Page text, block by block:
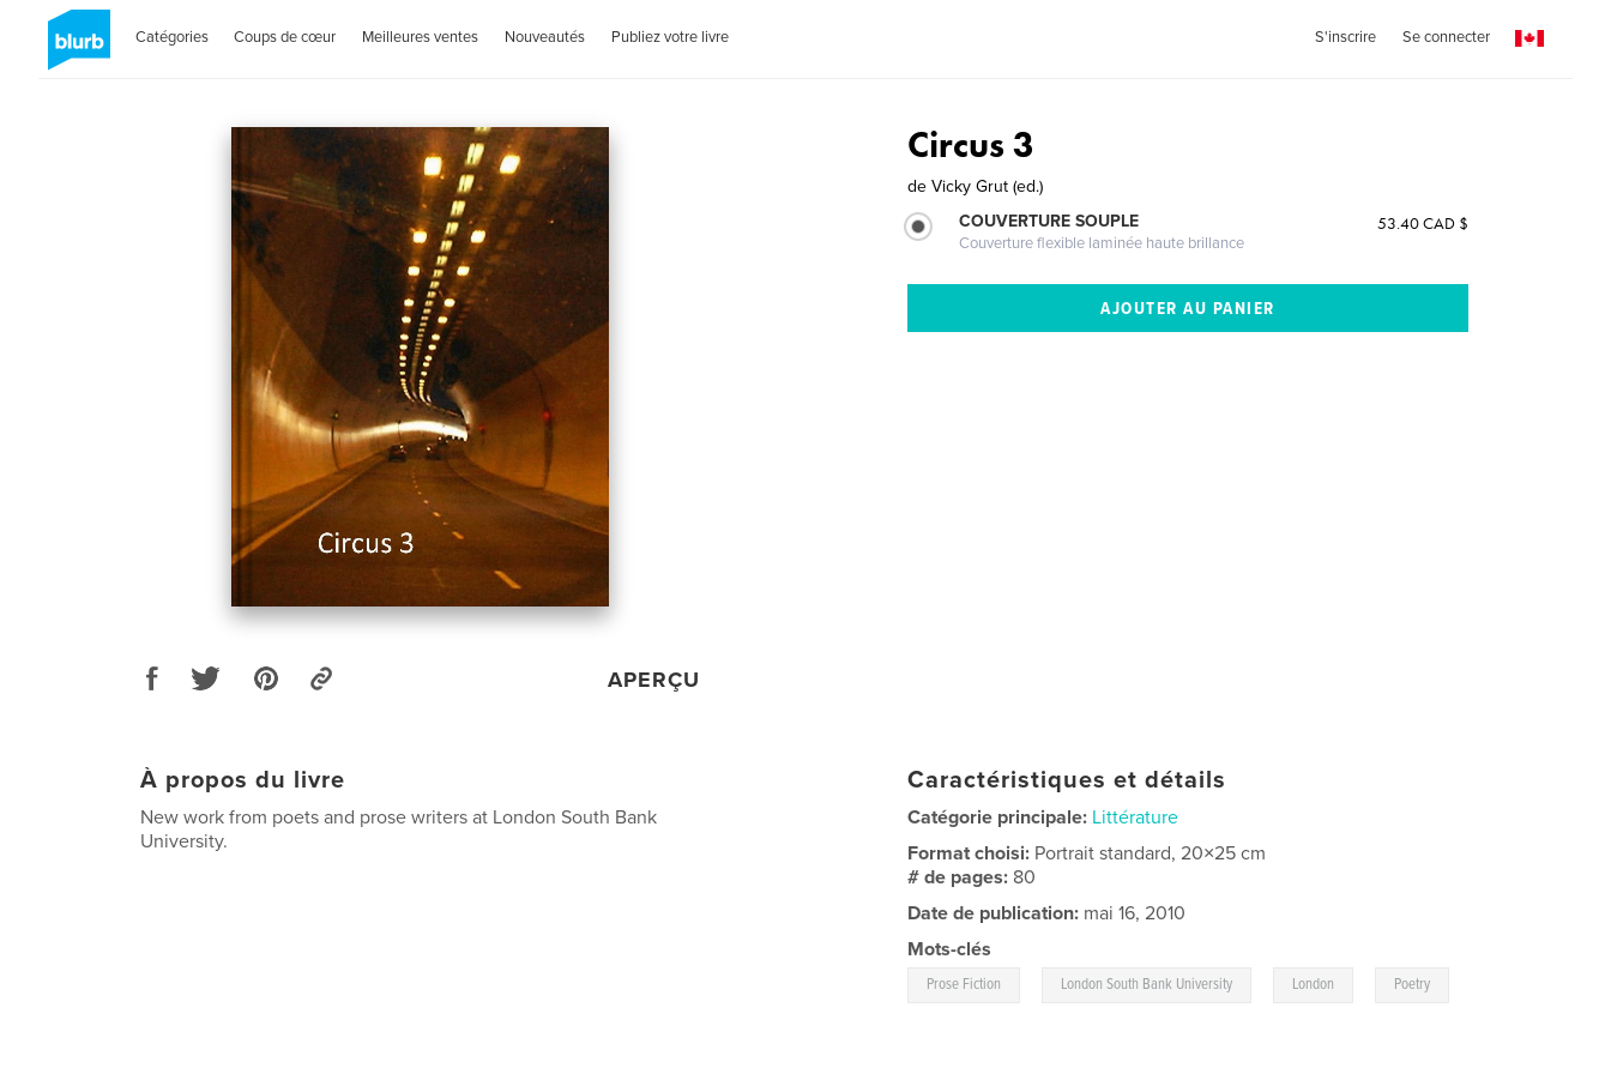
Catégories Coups de cœur Meilleures ventes Nouveautés Publiez votre livre S'inscrire Se connecter
APERÇU
Circus 3
de Vicky Grut (ed.)
COUVERTURE SOUPLE
Couverture flexible laminée haute brillance
53.40 CAD $
À propos du livre
New work from poets and prose writers at London South Bank
University.
Caractéristiques et détails
Catégorie principale: Littérature
Format choisi: Portrait standard, 20×25 cm
# de pages: 80
Date de publication: mai 16, 2010
Mots-clés
Prose Fiction London South Bank University London Poetry